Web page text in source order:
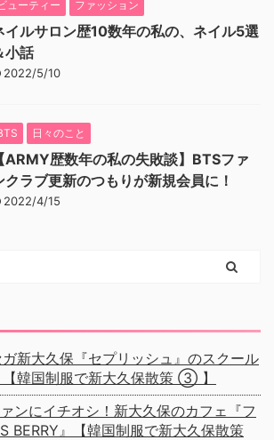
ューティー ファッション
イルサロン歴10数年の私の、ネイル5選
小話
2022/5/10
日々のこと
【ARMY歴数年の私の失敗談】BTSファ
クラブ更新のつもりが新規会員に！
2022/4/15
新大久保『セプリッシュ』のスクール
韓国制服で新大久保散策 ③ 】
ンにイチオシ！新大久保のカフェ『フ
BERRY』【韓国制服で新大久保散策